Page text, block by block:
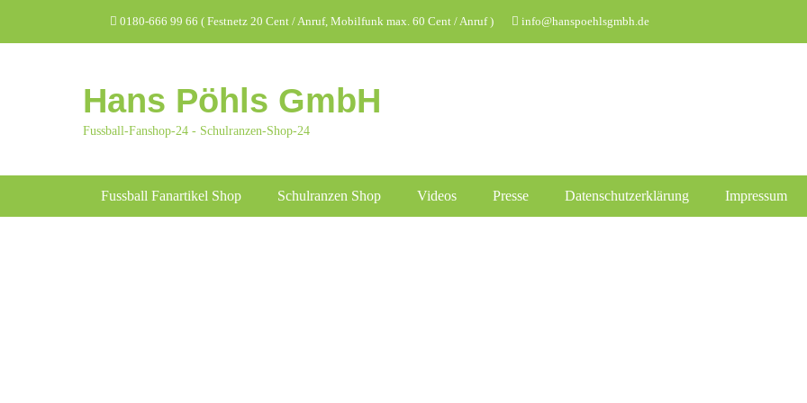
Header Top Menu
0180-666 99 66 ( Festnetz 20 Cent / Anruf, Mobilfunk max. 60 Cent / Anruf ) info@hanspoehlsgmbh.de
Hans Pöhls GmbH
Fussball-Fanshop-24 - Schulranzen-Shop-24
Hauptmenü
Fussball Fanartikel Shop Schulranzen Shop Videos Presse Datenschutzerklärung Impressum